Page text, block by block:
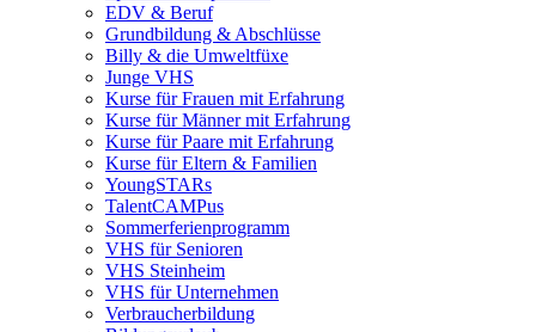
EDV & Beruf
Grundbildung & Abschlüsse
Billy & die Umweltfüxe
Junge VHS
Kurse für Frauen mit Erfahrung
Kurse für Männer mit Erfahrung
Kurse für Paare mit Erfahrung
Kurse für Eltern & Familien
YoungSTARs
TalentCAMPus
Sommerferienprogramm
VHS für Senioren
VHS Steinheim
VHS für Unternehmen
Verbraucherbildung